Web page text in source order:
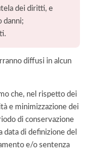
dei diritti, e
danni;
diffusi in alcun
che, nel rispetto dei
e minimizzazione dei
di conservazione
data di definizione del
e/o sentenza